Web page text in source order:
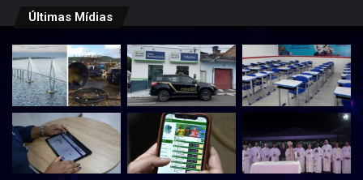
Últimas Mídias